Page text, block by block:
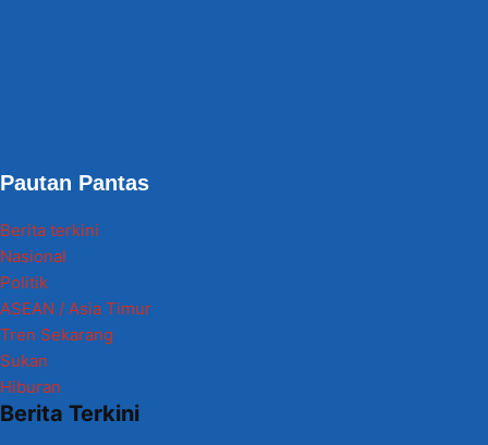
Pautan Pantas
Berita terkini
Nasional
Politik
ASEAN / Asia Timur
Tren Sekarang
Sukan
Hiburan
Berita Terkini